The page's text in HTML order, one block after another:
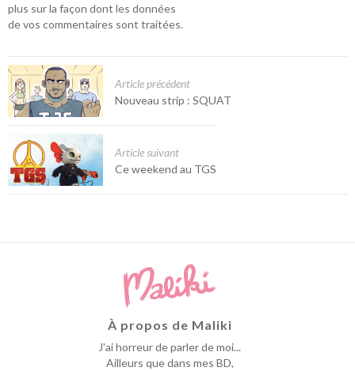
plus sur la façon dont les données
de vos commentaires sont traitées.
Article précédent
Nouveau strip : SQUAT
Article suivant
Ce weekend au TGS
À propos de Maliki
J'ai horreur de parler de moi...
Ailleurs que dans mes BD,